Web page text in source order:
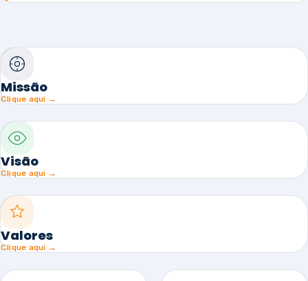
Missão
Clique aqui →
Visão
Clique aqui →
Valores
Clique aqui →